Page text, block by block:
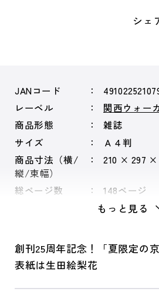
シェ
JANコード
レーベル
関西ウォー
商品形態
雑誌
サイズ
Ａ４判
商品寸法（横/
縦/束幅）
210 × 297 ×
総ページ数 148ページ
もっと見る
創刊25周年記念！「夏限定の
表紙は生田絵梨花